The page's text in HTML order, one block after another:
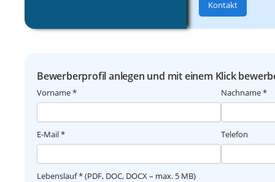
Kontakt
Bewerberprofil anlegen und mit einem Klick
Vorname * Nachname *
E-Mail * Telefon
Lebenslauf * (PDF, DOC, DOCX – max. 5 MB)